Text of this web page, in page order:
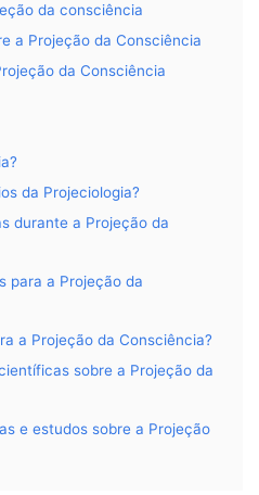
da consciência
a Projeção da Consciência
da Consciência
da Projeciologia?
durante a Projeção da
para a Projeção da
a Projeção da Consciência?
sobre a Projeção da
e estudos sobre a Projeção